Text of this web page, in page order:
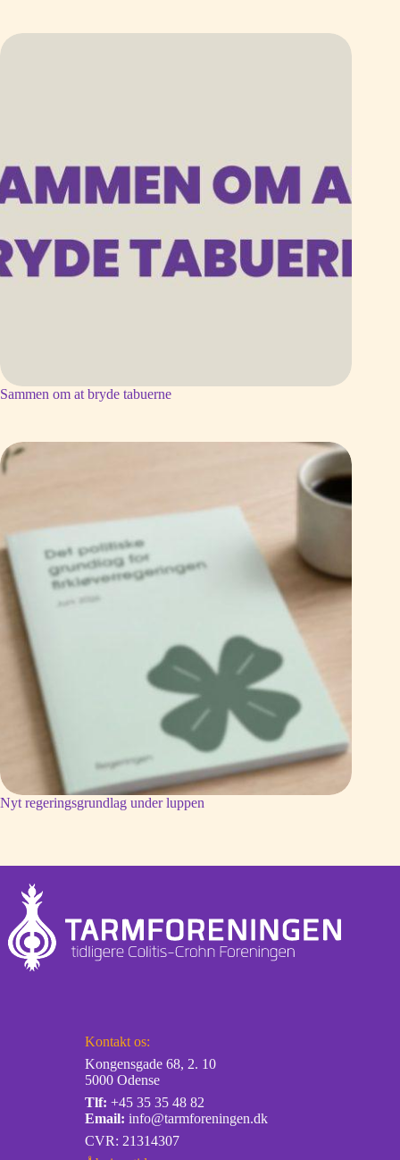
Sammen om at bryde tabuerne
Nyt regeringsgrundlag under luppen
Kontakt os:
Kongensgade 68, 2. 10
5000 Odense
Tlf: +45 35 35 48 82
Email: info@tarmforeningen.dk
CVR: 21314307